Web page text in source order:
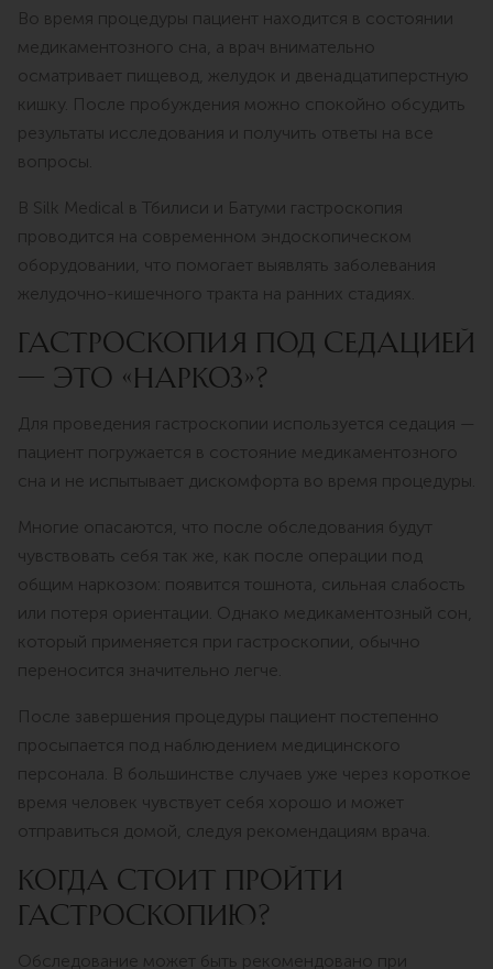
Во время процедуры пациент находится в состоянии
медикаментозного сна, а врач внимательно
осматривает пищевод, желудок и двенадцатиперстную
кишку. После пробуждения можно спокойно обсудить
результаты исследования и получить ответы на все
вопросы.
В Silk Medical в Тбилиси и Батуми гастроскопия
проводится на современном эндоскопическом
оборудовании, что помогает выявлять заболевания
желудочно-кишечного тракта на ранних стадиях.
ГАСТРОСКОПИЯ ПОД СЕДАЦИЕЙ
— ЭТО «НАРКОЗ»?
Для проведения гастроскопии используется седация —
пациент погружается в состояние медикаментозного
сна и не испытывает дискомфорта во время процедуры.
Многие опасаются, что после обследования будут
чувствовать себя так же, как после операции под
общим наркозом: появится тошнота, сильная слабость
или потеря ориентации. Однако медикаментозный сон,
который применяется при гастроскопии, обычно
переносится значительно легче.
После завершения процедуры пациент постепенно
просыпается под наблюдением медицинского
персонала. В большинстве случаев уже через короткое
время человек чувствует себя хорошо и может
отправиться домой, следуя рекомендациям врача.
КОГДА СТОИТ ПРОЙТИ
ГАСТРОСКОПИЮ?
Обследование может быть рекомендовано при